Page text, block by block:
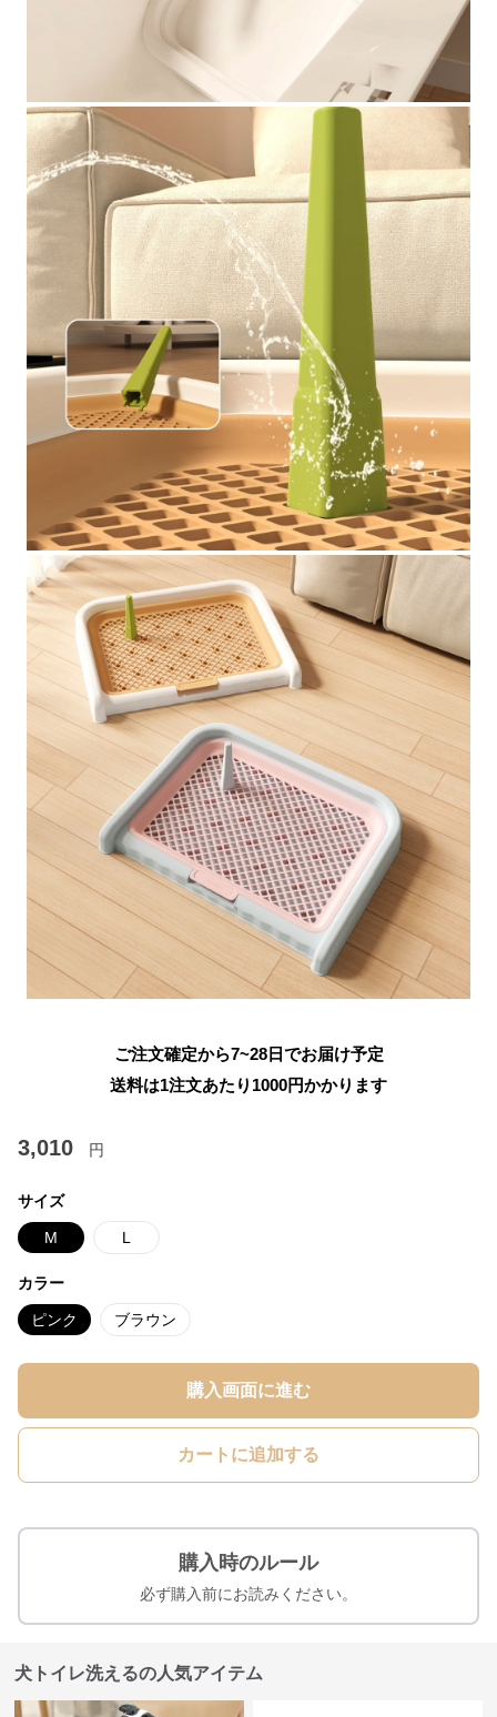
ご注文確定から7~28日でお届け予定
送料は1注文あたり 1000円かかります
3,010 円
サイズ
M L
カラー
ピンク ブラウン
購入画面に進む
カートに追加する
購入時のルール
必ず購入前にお読みください。
犬トイレ洗えるの人気アイテム